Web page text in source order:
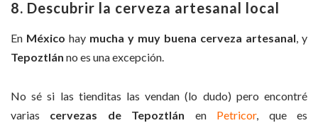
8. Descubrir la cerveza artesanal local
En México hay mucha y muy buena cerveza artesanal, y
Tepoztlán no es una excepción.
No sé si las tienditas las vendan (lo dudo) pero encontré
varias cervezas de Tepoztlán en Petricor, que es